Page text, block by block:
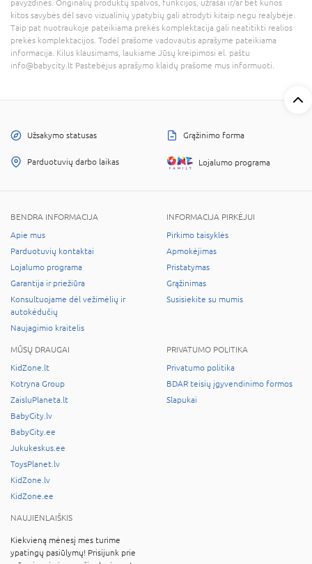
pavyzdinės. Originalių produktų spalvos, funkcijos, užrašai ir/ar bet kurios
kitos savybės dėl savo vizualinių ypatybių gali atrodyti kitaip negu realybėje.
Taip pat nuotraukoje pateikiama prekės komplektacija gali neatitikti realios
prekės komplektacijos. Todėl prašome vadovautis aprašyme pateikiama
informacija. Kilus klausimams, laukiame Jūsų kreipimosi el. paštu
info@babycity.lt Pastebėjus aprašymo klaidų prašome mus informuoti.
Užsakymo statusas Grąžinimo forma
Parduotuvių darbo laikas Lojalumo programa
BENDRA INFORMACIJA
Apie mus
Parduotuvių kontaktai
Lojalumo programa
Garantija ir priežiūra
Konsultuojame dėl vežimėlių ir
autokėdučių
Naujagimio kraitelis
INFORMACIJA PIRKĖJUI
Pirkimo taisyklės
Apmokėjimas
Pristatymas
Grąžinimas
Susisiekite su mumis
MŪSŲ DRAUGAI
KidZone.lt
Kotryna Group
ZaisluPlaneta.lt
BabyCity.lv
BabyCity.ee
Jukukeskus.ee
ToysPlanet.lv
KidZone.lv
KidZone.ee
PRIVATUMO POLITIKA
Privatumo politika
BDAR teisių įgyvendinimo formos
Slapukai
NAUJIENLAIŠKIS
Kiekvieną mėnesį mes turime
ypatingų pasiūlymų! Prisijunk prie